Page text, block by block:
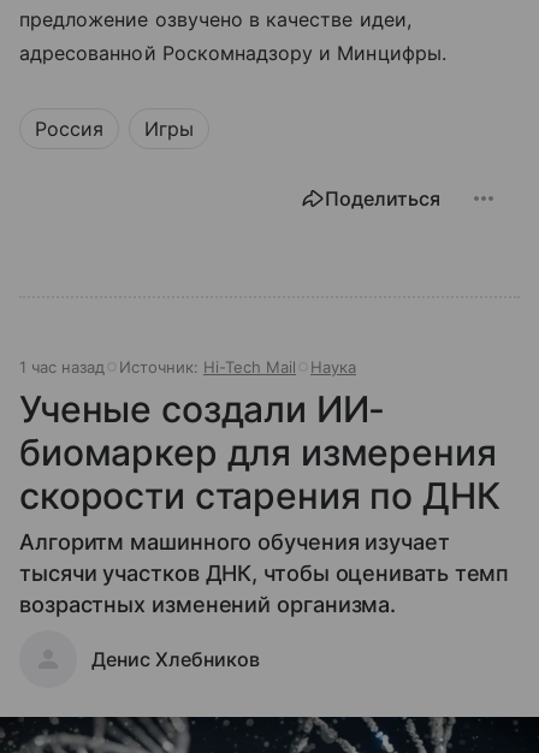
предложение озвучено в качестве идеи,
адресованной Роскомнадзору и Минцифры.
Россия Игры
Поделиться
1 час назад Источник: Hi-Tech Mail Наука
Ученые создали ИИ-
биомаркер для измерения
скорости старения по ДНК
Алгоритм машинного обучения изучает
тысячи участков ДНК, чтобы оценивать темп
возрастных изменений организма.
Денис Хлебников